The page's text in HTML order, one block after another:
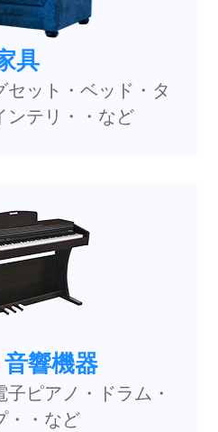
具
ット・ベッド・タ
ンテリ・・など
響機器
ピアノ・ドラム・
・・など